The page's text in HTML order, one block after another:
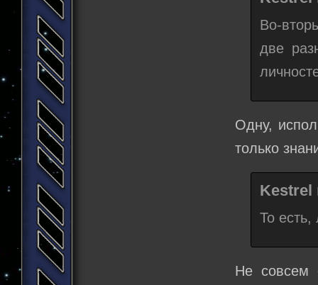
Во-
две
Одну,
только
Kestrel
То
Не совсем